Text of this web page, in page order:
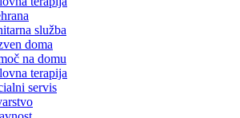
služba
doma
na domu
terapija
servis